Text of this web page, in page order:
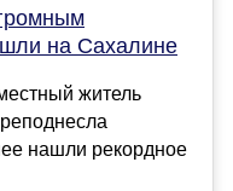
на Сахалине
житель
нашли рекордное